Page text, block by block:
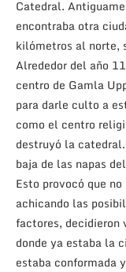
Catedral.
encontraba otra
kilómetros al norte,
Alrededor del año
centro de Gamla
para darle culto a
como el centro
destruyó la
baja de las napas
Esto provocó que
achicando las
factores, decidieron
donde ya estaba la
estaba conformada